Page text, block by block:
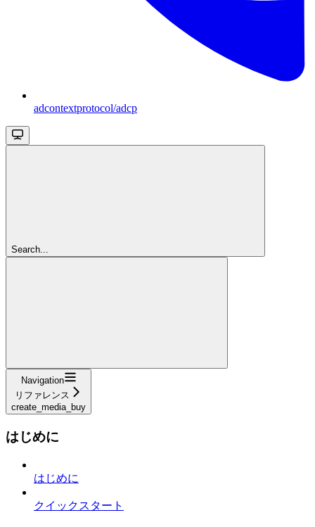
adcontextprotocol/adcp
Search...
Navigation
リファレンス
create_media_buy
はじめに
はじめに
クイックスタート